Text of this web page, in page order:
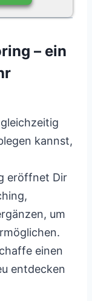
– ein
kannst,
eröffnet Dir
um
einen
entdecken